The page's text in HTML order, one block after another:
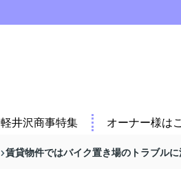
軽井沢商事特集 オーナー様は
賃貸物件ではバイク置き場のトラブル